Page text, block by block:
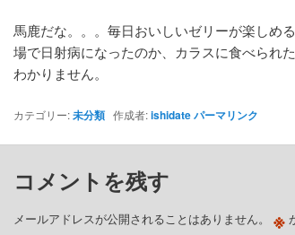
馬鹿だな。。。毎日おいしいゼリーが楽しめ
場で日射病になったのか、カラスに食べられ
わかりません。
カテゴリー:未分類作成者:ishidateパーマリンク
コメントを残す
メールアドレスが公開されることはありません。 ※